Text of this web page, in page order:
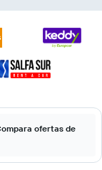
ofertas de